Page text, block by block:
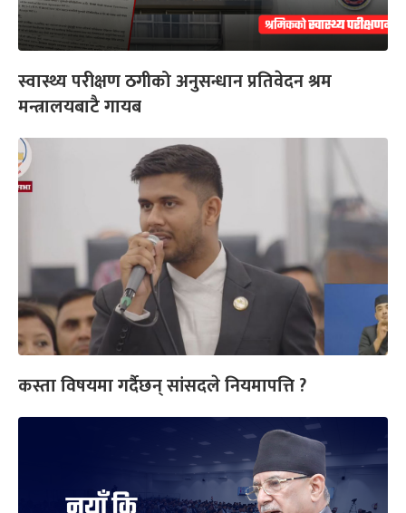
स्वास्थ्य परीक्षण ठगीको अनुसन्धान प्रतिवेदन श्रम
मन्त्रालयबाटै गायब
कस्ता विषयमा गर्दैछन् सांसदले नियमापत्ति ?